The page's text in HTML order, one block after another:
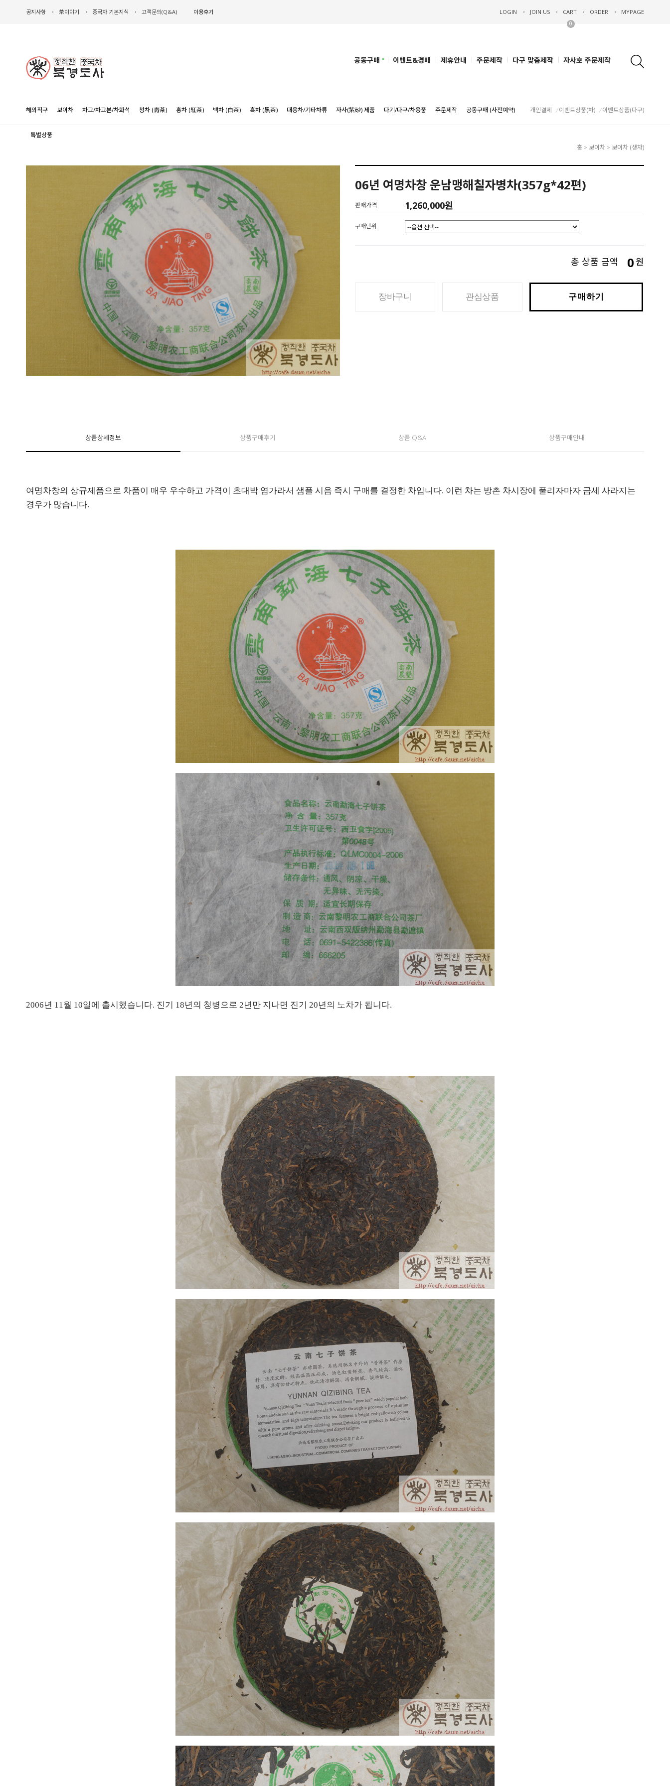
공지사항 茶이야기 중국차 기본지식 고객문의(Q&A) 이용후기 LOGIN JOIN US
CART
0
ORDER MYPAGE
공동구매 이벤트&경매 제휴안내 주문제작 다구 맞춤제작 자사호 주문제작
해외직구 보이차 차고/차고분/차화석 청차 (靑茶) 홍차 (紅茶) 백차 (白茶) 흑차 (黑茶) 대용차/기타차류 자사(紫砂) 제품 다기/다구/차용품 주문제작 공동구매 (사전예약)
특별상품
개인결제 이벤트상품(차) 이벤트상품(다구)
홈 > 보이차 > 보이차 (생차)
06년 여명차창 운남맹해칠자병차(357g*42편)
판매가격 1,260,000원
구매단위
총 상품 금액 0원
장바구니 관심상품 구매하기
상품상세정보 상품구매후기 상품 Q&A 상품구매안내
여명차창의 상규제품으로 차품이 매우 우수하고 가격이 초대박 염가라서 샘플 시음 즉시 구매를 결정한 차입니다. 이런 차는 방촌 차시장에 풀리자마자 금세 사라지는
경우가 많습니다.
2006년 11월 10일에 출시했습니다. 진기 18년의 청병으로 2년만 지나면 진기 20년의 노차가 됩니다.